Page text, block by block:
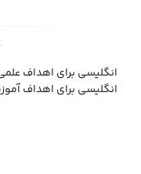
انگلیسی برای اهداف
انگلیسی برای اهداف